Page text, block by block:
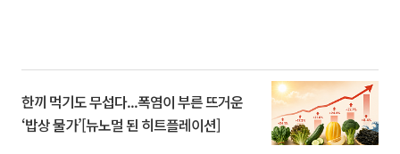
한끼 먹기도 무섭다...폭염이 부른 뜨거운
‘밥상 물가’[뉴노멀 된 히트플레이션]